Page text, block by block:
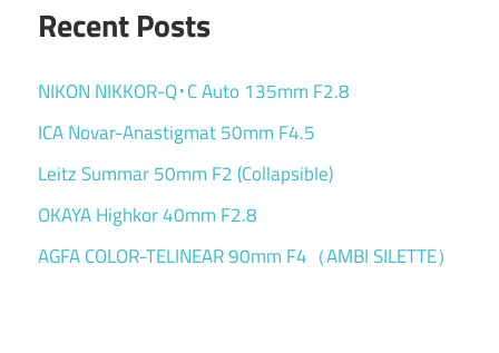
Recent Posts
NIKON NIKKOR-Q･C Auto 135mm F2.8
ICA Novar-Anastigmat 50mm F4.5
Leitz Summar 50mm F2 (Collapsible)
OKAYA Highkor 40mm F2.8
AGFA COLOR-TELINEAR 90mm F4（AMBI SILETTE）